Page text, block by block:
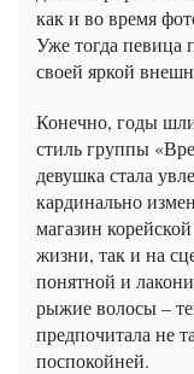
как и во время
Уже тогда певица
своей яркой
Конечно, годы
стиль группы
девушка стала
кардинально
магазин
жизни, так и на
понятной и
рыжие волосы –
предпочитала не
поспокойней.